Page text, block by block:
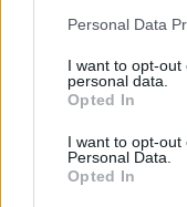
Personal Data
I want to opt-
personal data.
Opted In
I want to opt-out
Personal Data.
Opted In
Vw 1956 oval
Volvo 245
Senaste inlägget
Renovering
VTi